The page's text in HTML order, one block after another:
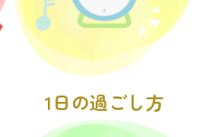
1日の過ごし方